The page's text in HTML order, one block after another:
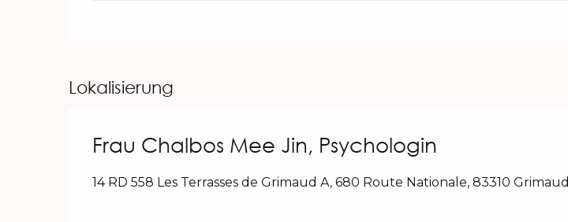
Lokalisierung
Frau Chalbos Mee Jin, Psychologin
14 RD 558 Les Terrasses de Grimaud A, 680 Route Nationale, 83310 Grimaud